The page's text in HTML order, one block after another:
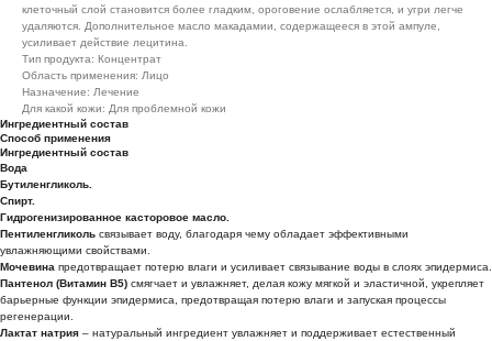
клеточный слой становится более гладким, ороговение ослабляется, и угри легче
удаляются. Дополнительное масло макадамии, содержащееся в этой ампуле,
усиливает действие лецитина.
Тип продукта: Концентрат
Область применения: Лицо
Назначение: Лечение
Для какой кожи: Для проблемной кожи
Ингредиентный состав
Способ применения
Ингредиентный состав
Вода
Бутиленгликоль.
Спирт.
Гидрогенизированное касторовое масло.
Пентиленгликоль связывает воду, благодаря чему обладает эффективными
увлажняющими свойствами.
Мочевина предотвращает потерю влаги и усиливает связывание воды в слоях эпидермиса.
Пантенол (Витамин B5) смягчает и увлажняет, делая кожу мягкой и эластичной, укрепляет
барьерные функции эпидермиса, предотвращая потерю влаги и запуская процессы
регенерации.
Лактат натрия – натуральный ингредиент увлажняет и поддерживает естественный